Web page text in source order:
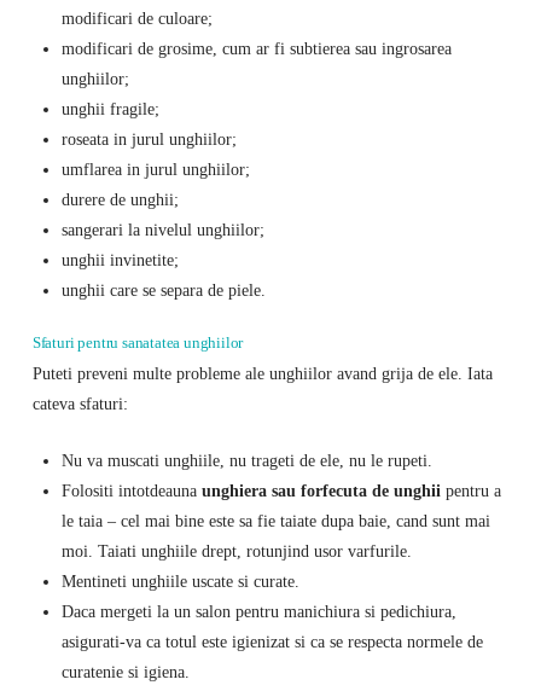
modificari de culoare;
modificari de grosime, cum ar fi subtierea sau ingrosarea
unghiilor;
unghii fragile;
roseata in jurul unghiilor;
umflarea in jurul unghiilor;
durere de unghii;
sangerari la nivelul unghiilor;
unghii invinetite;
unghii care se separa de piele.
Sfaturi pentru sanatatea unghiilor
Puteti preveni multe probleme ale unghiilor avand grija de ele. Iata
cateva sfaturi:
Nu va muscati unghiile, nu trageti de ele, nu le rupeti.
Folositi intotdeauna unghiera sau forfecuta de unghii pentru a
le taia – cel mai bine este sa fie taiate dupa baie, cand sunt mai
moi. Taiati unghiile drept, rotunjind usor varfurile.
Mentineti unghiile uscate si curate.
Daca mergeti la un salon pentru manichiura si pedichiura,
asigurati-va ca totul este igienizat si ca se respecta normele de
curatenie si igiena.